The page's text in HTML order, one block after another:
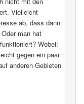
Vielleicht
ab, dass dann
man hat
Wobei:
gegen ein paar
anderen Gebieten